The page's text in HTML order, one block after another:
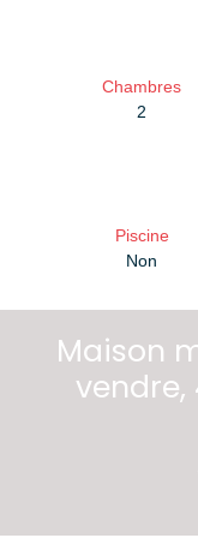
Chambres
2
Piscine
Non
Maison
vendre,